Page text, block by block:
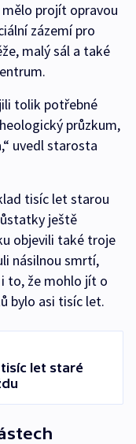
projít opravou
zázemí pro
malý sál a také
tolik potřebné
průzkum,
uvedl starosta
tisíc let starou
ještě
objevili také troje
násilnou smrtí,
to, že mohlo jít o
bylo asi tisíc let.
let staré